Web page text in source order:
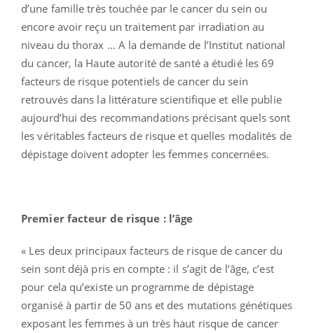
d’une famille très touchée par le cancer du sein ou
encore avoir reçu un traitement par irradiation au
niveau du thorax … A la demande de l’Institut national
du cancer, la Haute autorité de santé a étudié les 69
facteurs de risque potentiels de cancer du sein
retrouvés dans la littérature scientifique et elle publie
aujourd’hui des recommandations précisant quels sont
les véritables facteurs de risque et quelles modalités de
dépistage doivent adopter les femmes concernées.
Premier facteur de risque : l’âge
« Les deux principaux facteurs de risque de cancer du
sein sont déjà pris en compte : il s’agit de l’âge, c’est
pour cela qu’existe un programme de dépistage
organisé à partir de 50 ans et des mutations génétiques
exposant les femmes à un très haut risque de cancer